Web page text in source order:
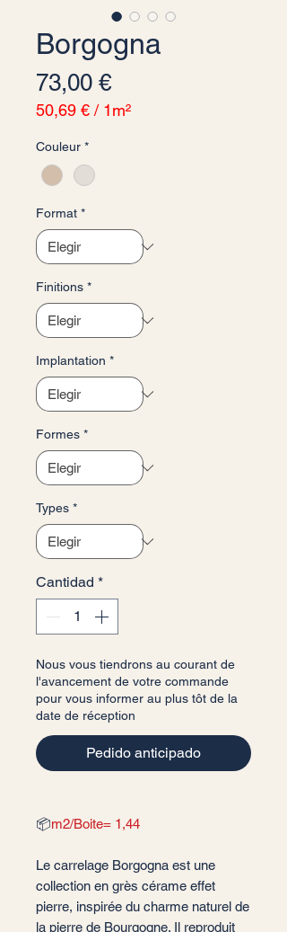
Borgogna
73,00 €Precio
50,69 € / 1m²
por
1
Metro
cuadrado
Couleur *
Format *
Finitions *
Implantation *
Formes *
Types *
Cantidad *
Nous vous tiendrons au courant de
l'avancement de votre commande
pour vous informer au plus tôt de la
date de réception
Pedido anticipado
📦m2/Boite= 1,44
Le carrelage Borgogna est une
collection en grès cérame effet
pierre, inspirée du charme naturel de
la pierre de Bourgogne. Il reproduit